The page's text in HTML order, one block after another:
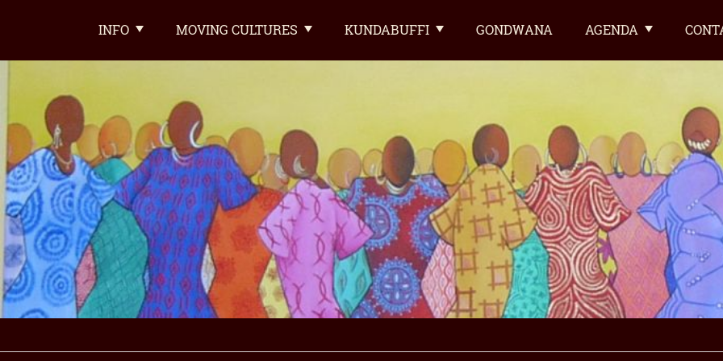
INFO MOVING CULTURES KUNDABUFFI GONDWANA AGENDA